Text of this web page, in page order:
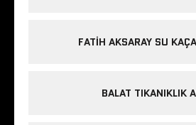
FATIH AKSARAY SU
BALAT TIKANIKLIK